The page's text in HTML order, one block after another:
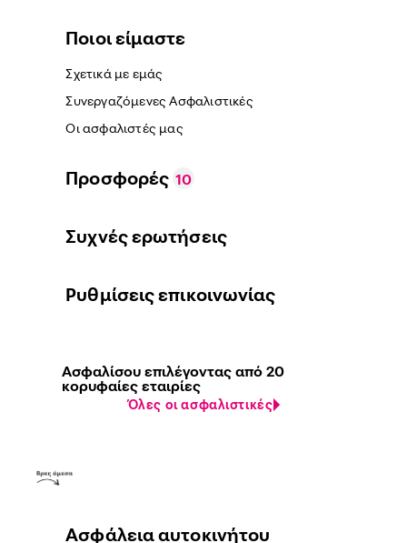
Ποιοι είμαστε
Σχετικά με εμάς
Συνεργαζόμενες Ασφαλιστικές
Οι ασφαλιστές μας
Προσφορές 10
Συχνές ερωτήσεις
Ρυθμίσεις επικοινωνίας
Ασφαλίσου επιλέγοντας από 20
κορυφαίες εταιρίες
Όλες οι ασφαλιστικές
Ασφάλεια αυτοκινήτου